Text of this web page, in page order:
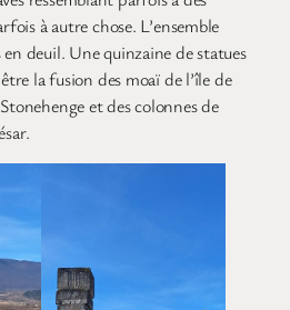
à autre chose. L’ensemble
deuil. Une quinzaine de statues
la fusion des moaï de l’île de
et des colonnes de